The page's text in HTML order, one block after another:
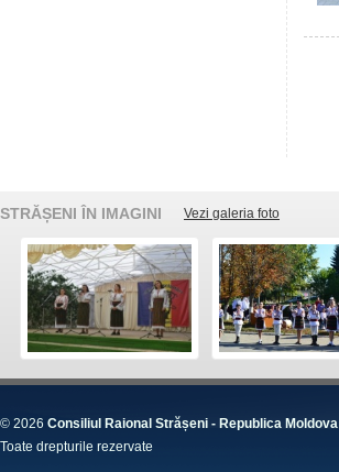
STRĂȘENI ÎN IMAGINI Vezi galeria foto
© 2026 Consiliul Raional Strășeni - Republica Moldova
Toate drepturile rezervate